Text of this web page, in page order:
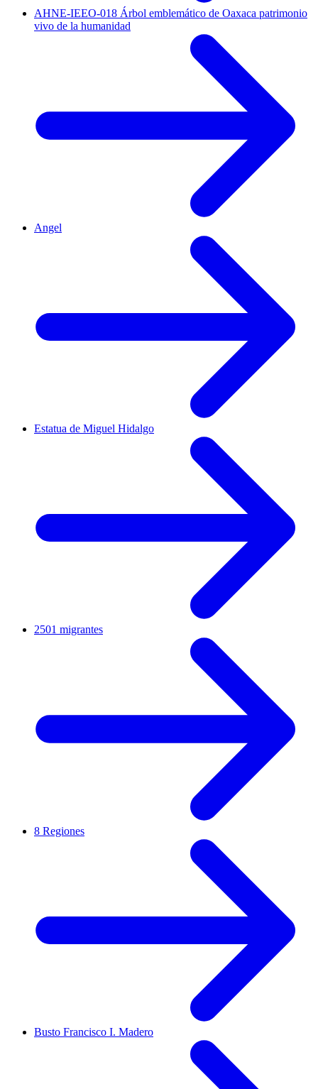
AHNE-IEEO-018 Árbol emblemático de Oaxaca patrimonio
vivo de la humanidad
Angel
Estatua de Miguel Hidalgo
2501 migrantes
8 Regiones
Busto Francisco I. Madero